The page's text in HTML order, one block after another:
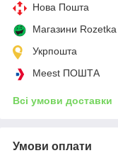
Нова Пошта
Магазини Rozetka
Укрпошта
Meest ПОШТА
Всі умови доставки
Умови оплати